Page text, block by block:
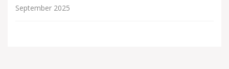
September 2025